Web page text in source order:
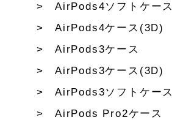
AirPods4ソフトケース
AirPods4ケース(3D)
AirPods3ケース
AirPods3ケース(3D)
AirPods3ソフトケース
AirPods Pro2ケース